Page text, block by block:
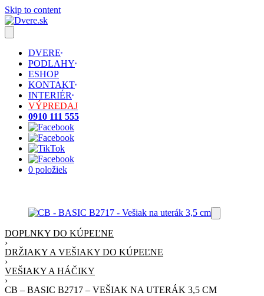
Skip to content
DVERE
PODLAHY
ESHOP
KONTAKT
INTERIÉR
VÝPREDAJ
0910 111 555
0 položiek
DOPLNKY DO KÚPEĽNE
›
DRŽIAKY A VEŠIAKY DO KÚPEĽNE
›
VEŠIAKY A HÁČIKY
›
CB – BASIC B2717 – VEŠIAK NA UTERÁK 3,5 CM